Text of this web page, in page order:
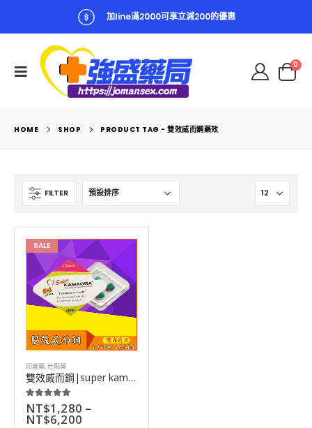
加line滿2000可享立減200的優惠
0
HOME SHOP PRODUCT TAG - 雙效威而鋼藥效
FILTER
SALE
印度藥,壯陽藥
雙效威而鋼|super kamagra|治療早洩陽痿|雙重功效|4粒
5.00 out of 5
NT$1,280 –
NT$6,200